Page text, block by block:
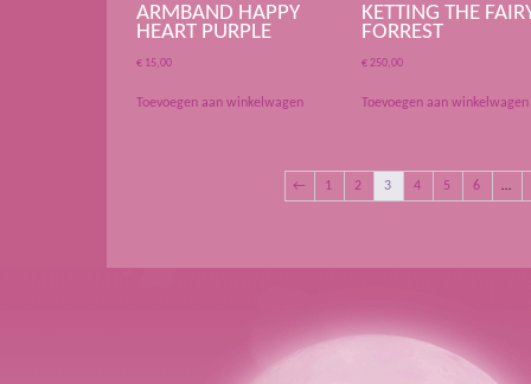
ARMBAND HAPPY
HEART PURPLE
€ 15,00
Toevoegen aan winkelwagen
KETTING THE
FORREST
€250,00
Toevoegen aan winkelwagen
← 1 2 3 4 5 6 …